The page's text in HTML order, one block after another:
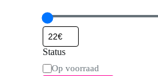
Status
StatusOp voorraad